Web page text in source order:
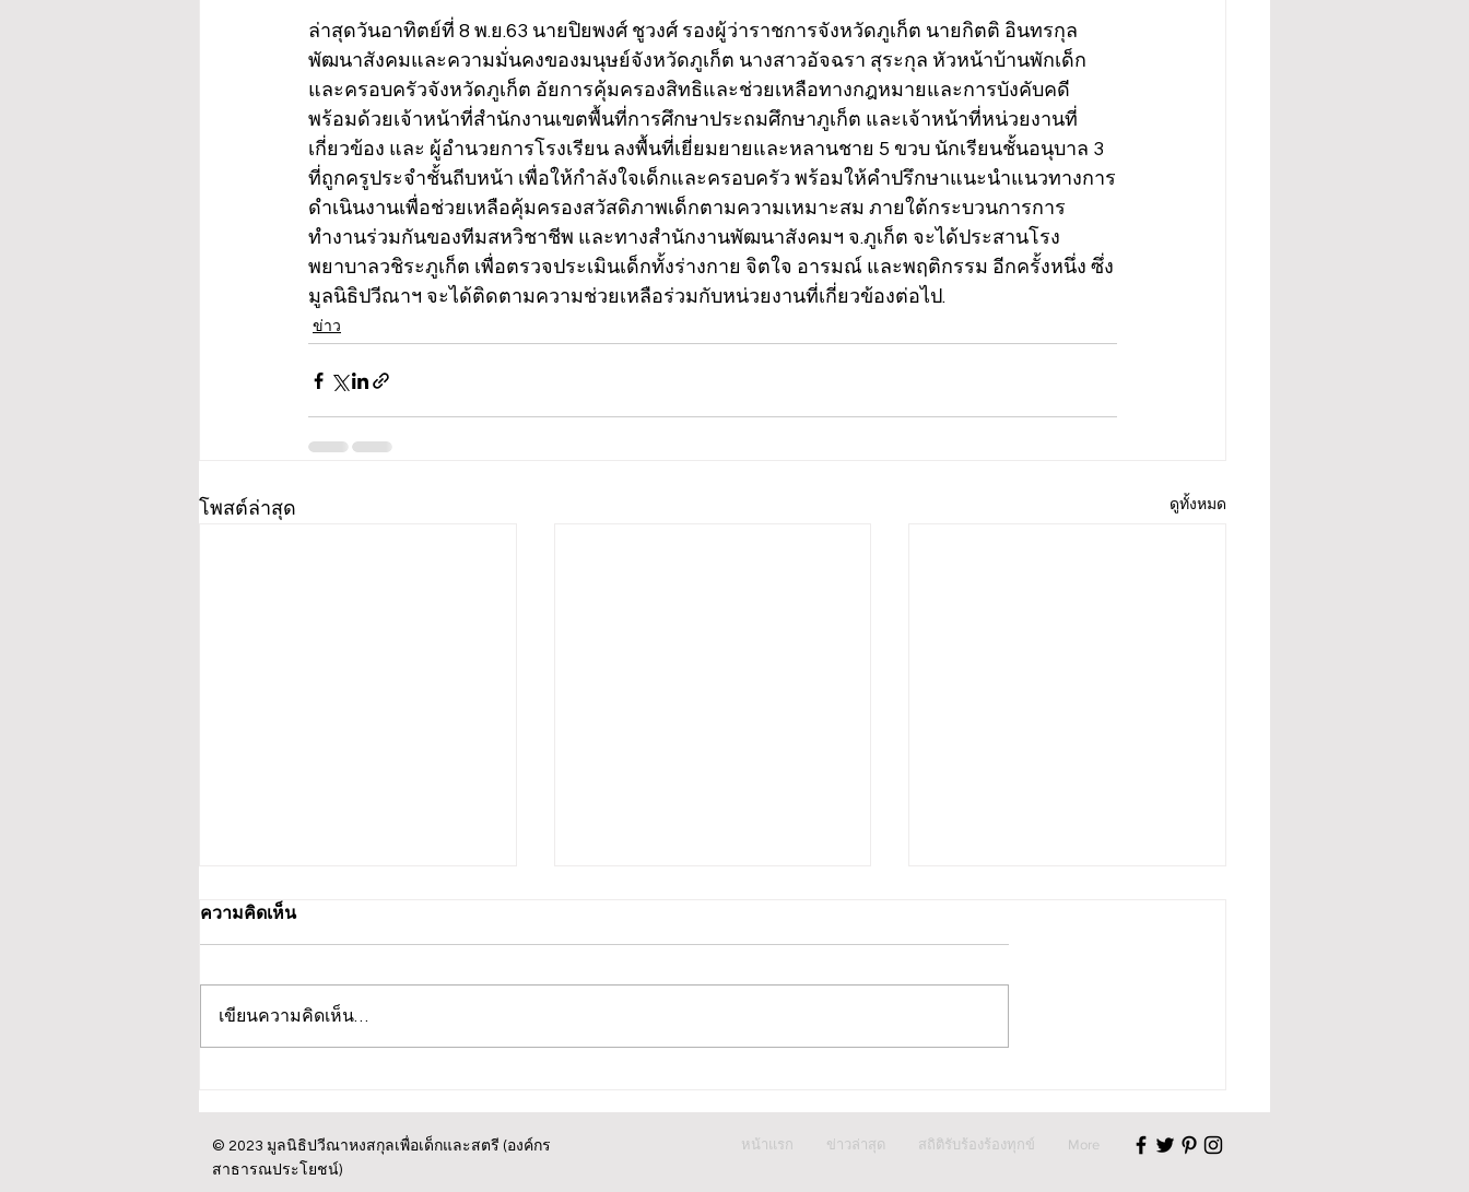
ล่าสุดวันอาทิตย์ที่ 8 พ.ย.63 นายปิยพงศ์ ชูวงศ์ รองผู้ว่าราชการจังหวัดภูเก็ต นายกิตติ อินทรกุล
พัฒนาสังคมและความมั่นคงของมนุษย์จังหวัดภูเก็ต นางสาวอัจฉรา สุระกุล หัวหน้าบ้านพักเด็ก
และครอบครัวจังหวัดภูเก็ต อัยการคุ้มครองสิทธิและช่วยเหลือทางกฎหมายและการบังคับคดี
พร้อมด้วยเจ้าหน้าที่สำนักงานเขตพื้นที่การศึกษาประถมศึกษาภูเก็ต และเจ้าหน้าที่หน่วยงานที่
เกี่ยวข้อง และ ผู้อำนวยการโรงเรียน ลงพื้นที่เยี่ยมยายและหลานชาย 5 ขวบ นักเรียนชั้นอนุบาล 3
ที่ถูกครูประจำชั้นถีบหน้า เพื่อให้กำลังใจเด็กและครอบครัว พร้อมให้คำปรึกษาแนะนำแนวทางการ
ดำเนินงานเพื่อช่วยเหลือคุ้มครองสวัสดิภาพเด็กตามความเหมาะสม ภายใต้กระบวนการการ
ทำงานร่วมกันของทีมสหวิชาชีพ และทางสำนักงานพัฒนาสังคมฯ จ.ภูเก็ต จะได้ประสานโรง
พยาบาลวชิระภูเก็ต เพื่อตรวจประเมินเด็กทั้งร่างกาย จิตใจ อารมณ์ และพฤติกรรม อีกครั้งหนึ่ง ซึ่ง
มูลนิธิปวีณาฯ จะได้ติดตามความช่วยเหลือร่วมกับหน่วยงานที่เกี่ยวข้องต่อไป.
ข่าว
โพสต์ล่าสุด ดูทั้งหมด
ผบก.ภ.จว.ภูเก็ต ติดตามคดี ฝรั่ง
ชาวสวิส ล่อลวงเด็กชายวัย 14
ปี ล่วงละเมิดทางเพศกลางทะเล
ร้อง "ปวีณา" แจ้งว่าลูกเพิ่งผ่า
คลอดอาการวิกฤติก่อนดับ
อิสลามแห่งประเทศไทย เชิญ
"ปวีณา" เป็นวิทยากรบรรยาย
ความคิดเห็น
เขียนความคิดเห็น…
© 2023 มูลนิธิปวีณาหงสกุลเพื่อเด็กและสตรี (องค์กร
สาธารณประโยชน์)
หน้าแรก ข่าวล่าสุด สถิติรับร้องร้องทุกข์ More